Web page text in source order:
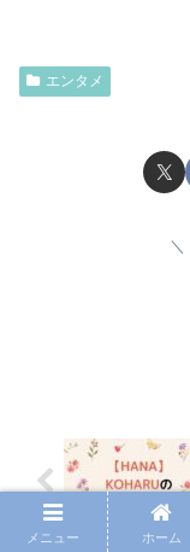
エンタメ
メニュー ホーム